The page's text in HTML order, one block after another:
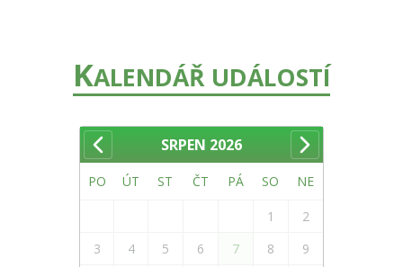
KALENDÁŘ UDÁLOSTÍ
SRPEN 2026
PO ÚT ST ČT PÁ SO NE
1
2
3
4 5 6 7 8
9